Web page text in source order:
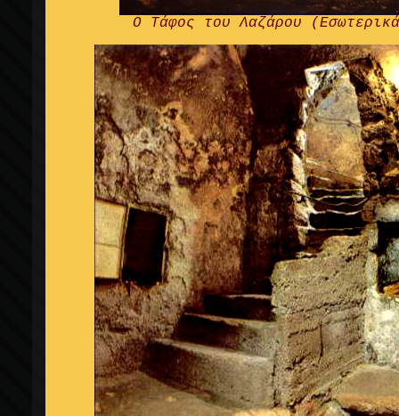
Ο Τάφος του Λαζάρου